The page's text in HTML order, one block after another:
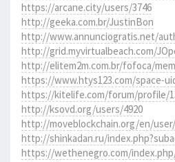
https://arcane.city/users/3746
http://geeka.com.br/JustinBon
http://www.annunciogratis.net/
http://grid.myvirtualbeach.com/
http://elitem2m.com.br/fofoca/
https://www.htys123.com/space-
https://kitelife.com/forum/profile/
http://ksovd.org/users/4920
http://moveblockchain.org/en/
http://shinkadan.ru/
https://wethenegro.com/